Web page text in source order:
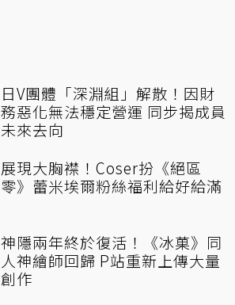
日V團體「深淵組」解散！因財
務惡化無法穩定營運 同步揭成員
未來去向
展現大胸襟！Coser扮《絕區
零》蕾米埃爾粉絲福利給好給滿
神隱兩年終於復活！《冰菓》同
人神繪師回歸 P站重新上傳大量
創作